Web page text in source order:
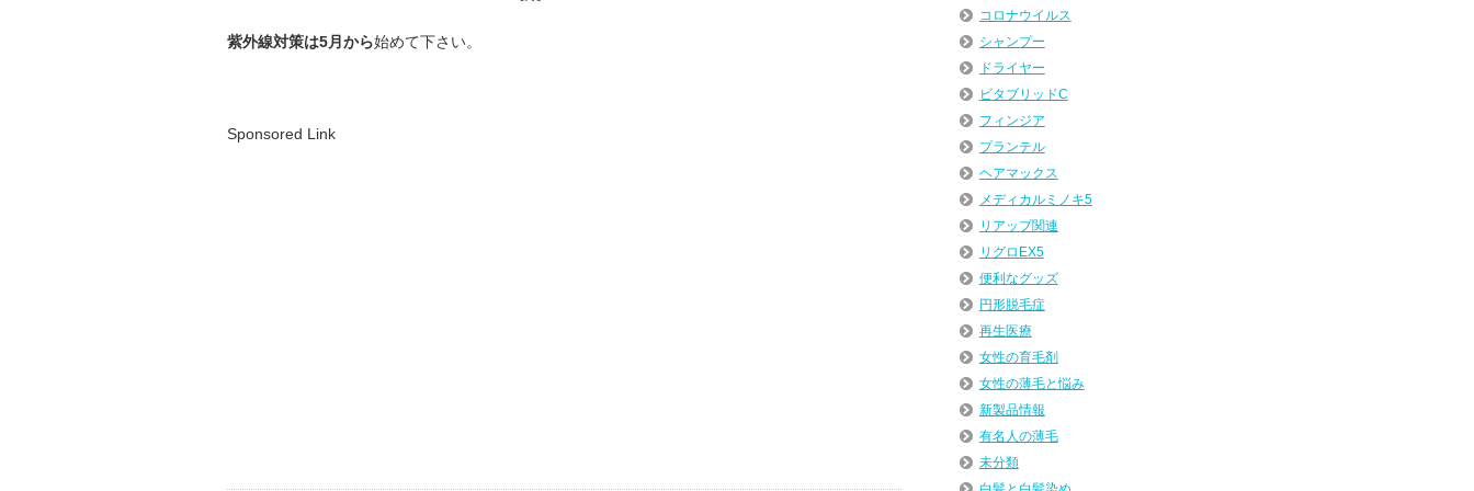
紫外線対策は5月から始めて下さい。
Sponsored Link
コロナウイルス
シャンプー
ドライヤー
ビタブリッドC
フィンジア
プランテル
ヘアマックス
メディカルミノキ5
リアップ関連
リグロEX5
便利なグッズ
円形脱毛症
再生医療
女性の育毛剤
女性の薄毛と悩み
新製品情報
有名人の薄毛
未分類